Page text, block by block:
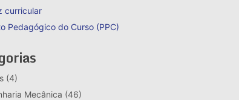
curricular
Pedagógico do Curso (PPC)
(4)
Mecânica (46)